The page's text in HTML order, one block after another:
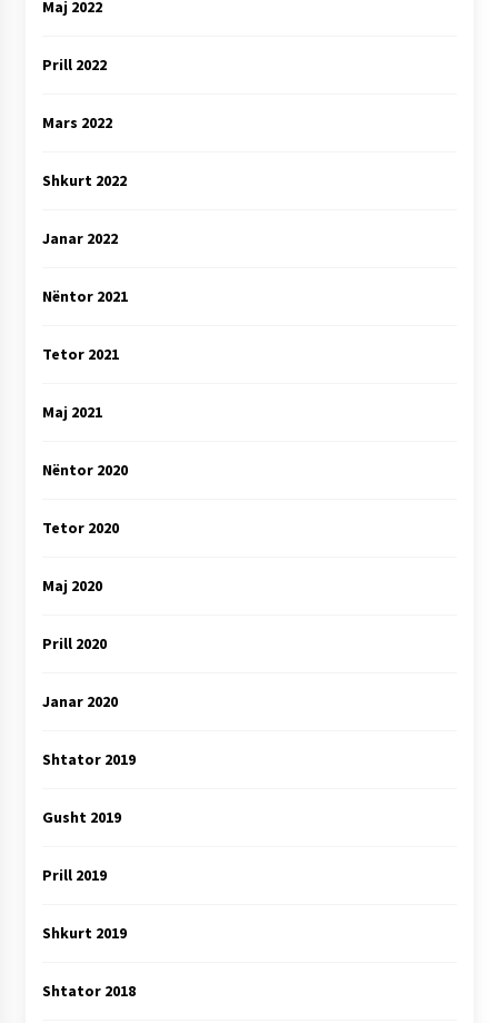
Maj 2022
Prill 2022
Mars 2022
Shkurt 2022
Janar 2022
Nëntor 2021
Tetor 2021
Maj 2021
Nëntor 2020
Tetor 2020
Maj 2020
Prill 2020
Janar 2020
Shtator 2019
Gusht 2019
Prill 2019
Shkurt 2019
Shtator 2018